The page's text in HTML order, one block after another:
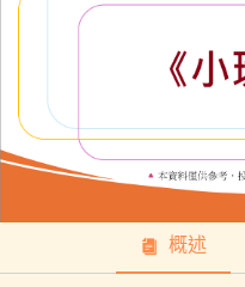
★線上會議使用方式教學
2025.05.14小班輔導會議
2025.06.29小班輔導會議
2025.07.07專屬直播
2025.07.26小班輔導會議
概述